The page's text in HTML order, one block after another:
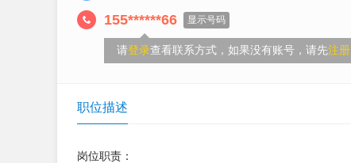
155******66 显示号码
请登录查看联系方式，如果没有账号，请先注册
职位描述
岗位职责：